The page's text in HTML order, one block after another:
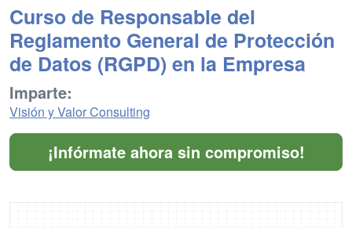
Curso de Responsable del
Reglamento General de Protección
de Datos (RGPD) en la Empresa
Imparte:
Visión y Valor Consulting
¡Infórmate ahora sin compromiso!